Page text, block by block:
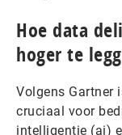
Hoe data
hoger te
Volgens Gartner
cruciaal voor
intelligentie (ai)